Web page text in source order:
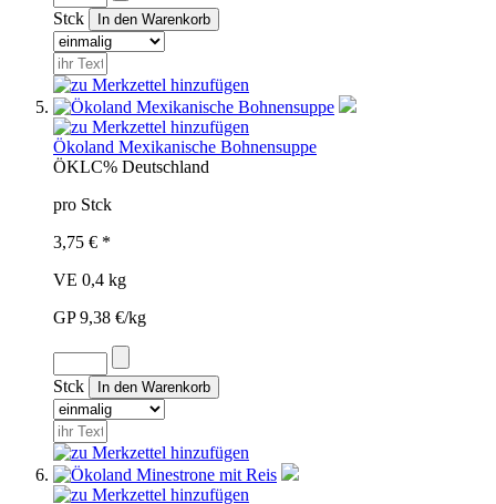
Stck
Ökoland Mexikanische Bohnensuppe
ÖKLC% Deutschland
pro Stck
3,75 € *
VE 0,4 kg
GP 9,38 €/kg
Stck